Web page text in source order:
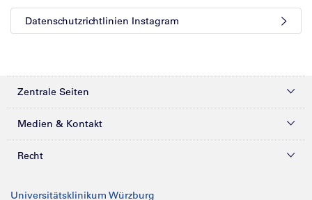
Datenschutzrichtlinien Instagram
Zentrale Seiten
Kliniken & Zentren
Medien & Kontakt
Presse
Recht
Universitätsklinikum Würzburg